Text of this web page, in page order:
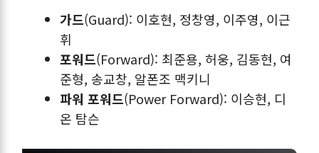
가드(Guard): 이호현, 정창영, 이주영, 이근
휘
포워드(Forward): 최준용, 허웅, 김동현, 여
준형, 송교창, 알폰조 맥키니
파워 포워드(Power Forward): 이승현, 디
온 탐슨